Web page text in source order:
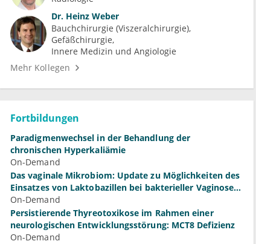
Dr. Heinz Weber
Bauchchirurgie (Viszeralchirurgie)
Gefäßchirurgie
Innere Medizin und Angiologie
Mehr Kollegen
Fortbildungen
Paradigmenwechsel in der Behandlung der
chronischen Hyperkaliämie
On-Demand
Das vaginale Mikrobiom: Update zu Möglichkeiten des
Einsatzes von Laktobazillen bei bakterieller Vaginose
und Vulvovaginalkandidose
On-Demand
Persistierende Thyreotoxikose im Rahmen einer
neurologischen Entwicklungsstörung: MCT8 Defizienz
On-Demand